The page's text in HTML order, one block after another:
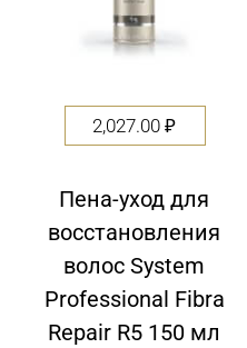
2,027.00₽
Пена-уход для
восстановления
волос System
Professional Fibra
Repair R5 150 мл